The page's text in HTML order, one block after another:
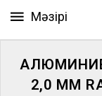
ПАНЕЛИ
2,0 ММ